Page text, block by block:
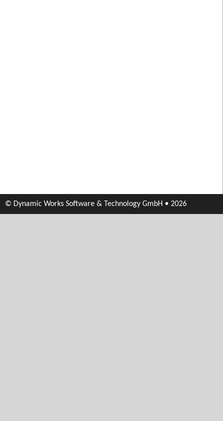
© Dynamic Works Software & Technology GmbH • 2026